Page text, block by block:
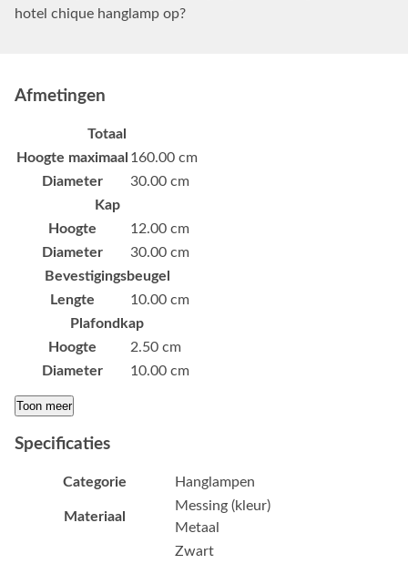
hotel chique hanglamp op?
Afmetingen
Totaal
Hoogte maximaal 160.00 cm
Diameter
30.00 cm
Kap
Hoogte
12.00 cm
Diameter
30.00 cm
Bevestigingsbeugel
Lengte
10.00 cm
Plafondkap
Hoogte
2.50 cm
Diameter
10.00 cm
Toon meer
Specificaties
Categorie Hanglampen
Materiaal
Messing (kleur)
Metaal
Zwart